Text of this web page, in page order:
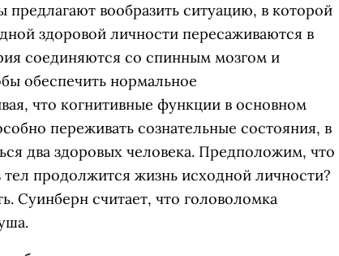
вообразить ситуацию, в которой
здоровой личности пересаживаются в
соединяются со спинным мозгом и
обеспечить нормальное
что когнитивные функции в основном
переживать сознательные состояния, в
два здоровых человека. Предположим, что
продолжится жизнь исходной личности?
Суинберн считает, что головоломка